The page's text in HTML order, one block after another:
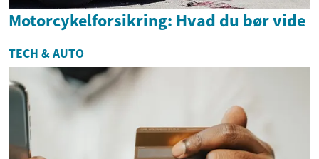
Motorcykelforsikring: Hvad du bør vide
TECH & AUTO